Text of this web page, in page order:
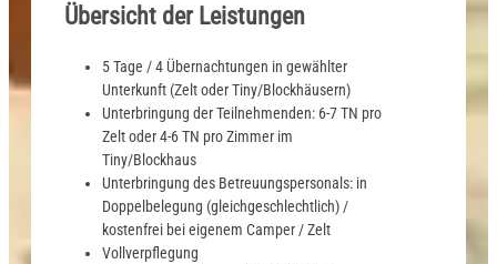
Übersicht der Leistungen
5 Tage / 4 Übernachtungen in gewählter
Unterkunft (Zelt oder Tiny/Blockhäusern)
Unterbringung der Teilnehmenden: 6-7 TN pro
Zelt oder 4-6 TN pro Zimmer im
Tiny/Blockhaus
Unterbringung des Betreuungspersonals: in
Doppelbelegung (gleichgeschlechtlich) /
kostenfrei bei eigenem Camper / Zelt
Vollverpflegung